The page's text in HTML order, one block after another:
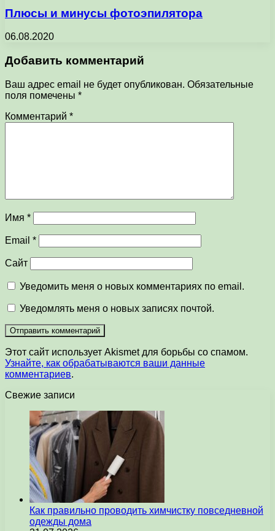
Плюсы и минусы фотоэпилятора
06.08.2020
Добавить комментарий
Ваш адрес email не будет опубликован. Обязательные
поля помечены *
Комментарий *
Имя *
Email *
Сайт
Уведомить меня о новых комментариях по email.
Уведомлять меня о новых записях почтой.
Этот сайт использует Akismet для борьбы со спамом.
Узнайте, как обрабатываются ваши данные
комментариев.
Свежие записи
Как правильно проводить химчистку повседневной
одежды дома